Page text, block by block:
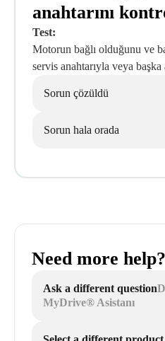
anahtarını
Test:
Motorun bağlı olduğunu ve
servis anahtarıyla veya
Sorun çözüldü
Sorun hala orada
Need more help?
Ask a different question
MyDrive® Asistanı